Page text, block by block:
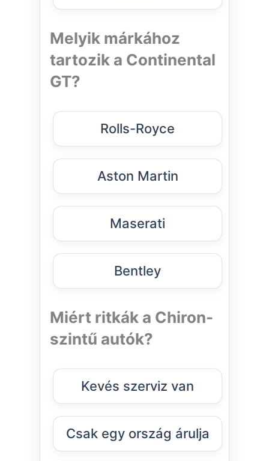
Melyik márkához
tartozik a Continental
GT?
Rolls-Royce
Aston Martin
Maserati
Bentley
Miért ritkák a Chiron-
szintű autók?
Kevés szerviz van
Csak egy ország árulja